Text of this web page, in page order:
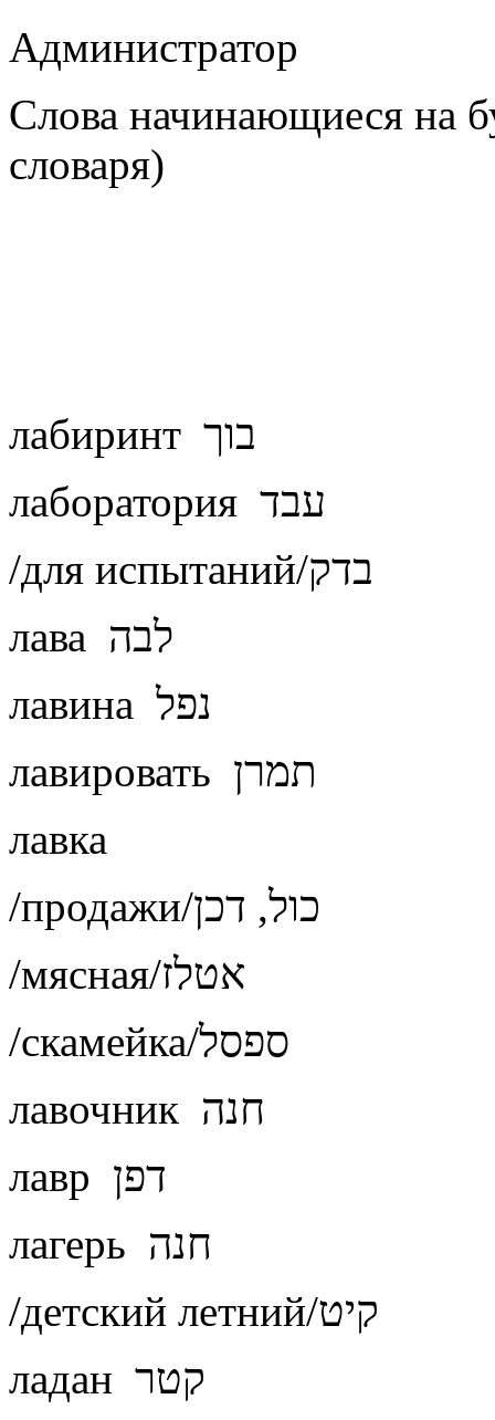
Администратор
Слова начинающиеся на
словаря)
лабиринт בוך
лаборатория עבד
/для испытаний/בדק
лава לבה
лавина נפל
лавировать תמרן
лавка
/продажи/כול, דכן
/мясная/אטלז
/скамейка/ספסל
лавочник חנה
лавр דפן
лагерь חנה
/детский летний/קיט
ладан קטר